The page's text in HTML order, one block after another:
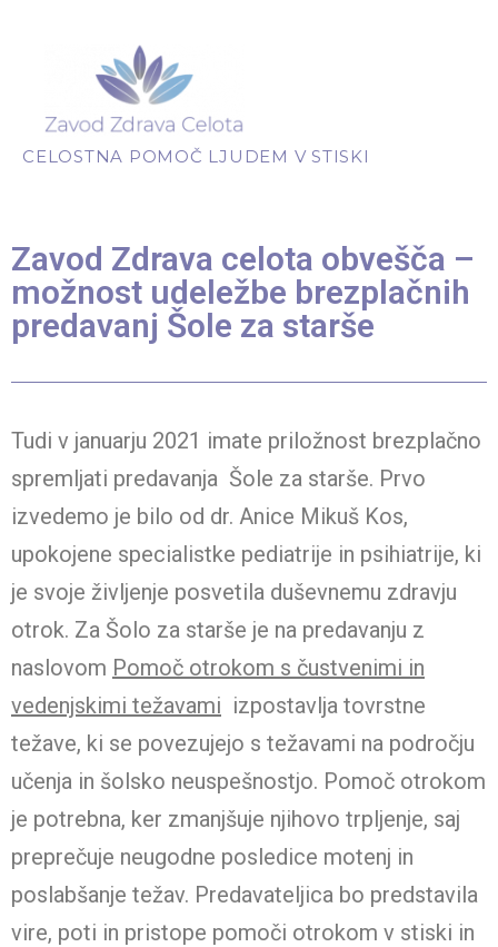
CELOSTNA POMOČ LJUDEM V STISKI
Zavod Zdrava celota obvešča –
možnost udeležbe brezplačnih
predavanj Šole za starše
Tudi v januarju 2021 imate priložnost brezplačno
spremljati predavanja Šole za starše. Prvo
izvedemo je bilo od dr. Anice Mikuš Kos,
upokojene specialistke pediatrije in psihiatrije, ki
je svoje življenje posvetila duševnemu zdravju
otrok. Za Šolo za starše je na predavanju z
naslovom Pomoč otrokom s čustvenimi in
vedenjskimi težavami izpostavlja tovrstne
težave, ki se povezujejo s težavami na področju
učenja in šolsko neuspešnostjo. Pomoč otrokom
je potrebna, ker zmanjšuje njihovo trpljenje, saj
preprečuje neugodne posledice motenj in
poslabšanje težav. Predavateljica bo predstavila
vire, poti in pristope pomoči otrokom v stiski in